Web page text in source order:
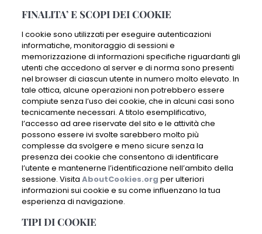
FINALITA’ E SCOPI DEI COOKIE
I cookie sono utilizzati per eseguire autenticazioni
informatiche, monitoraggio di sessioni e
memorizzazione di informazioni specifiche riguardanti gli
utenti che accedono al server e di norma sono presenti
nel browser di ciascun utente in numero molto elevato. In
tale ottica, alcune operazioni non potrebbero essere
compiute senza l’uso dei cookie, che in alcuni casi sono
tecnicamente necessari. A titolo esemplificativo,
l’accesso ad aree riservate del sito e le attività che
possono essere ivi svolte sarebbero molto più
complesse da svolgere e meno sicure senza la
presenza dei cookie che consentono di identificare
l’utente e mantenerne l’identificazione nell’ambito della
sessione. Visita AboutCookies.org per ulteriori
informazioni sui cookie e su come influenzano la tua
esperienza di navigazione.
TIPI DI COOKIE